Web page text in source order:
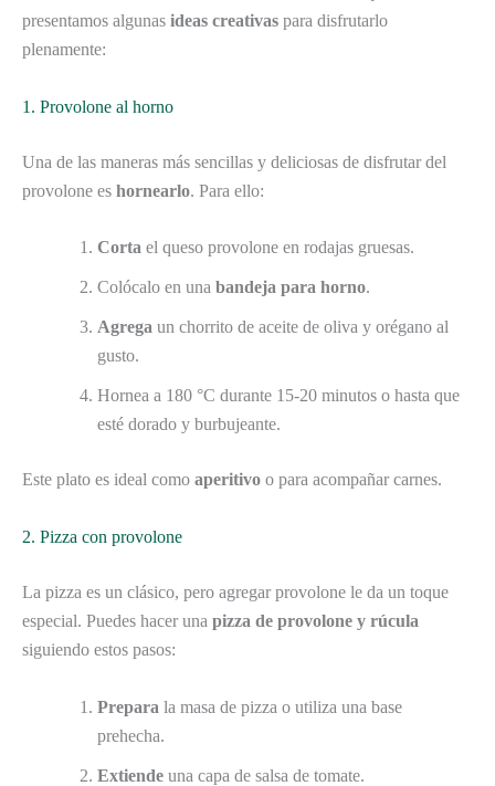
presentamos algunas ideas creativas para disfrutarlo
plenamente:
1. Provolone al horno
Una de las maneras más sencillas y deliciosas de disfrutar del
provolone es hornearlo. Para ello:
Corta el queso provolone en rodajas gruesas.
Colócalo en una bandeja para horno.
Agrega un chorrito de aceite de oliva y orégano al
gusto.
Hornea a 180 °C durante 15-20 minutos o hasta que
esté dorado y burbujeante.
Este plato es ideal como aperitivo o para acompañar carnes.
2. Pizza con provolone
La pizza es un clásico, pero agregar provolone le da un toque
especial. Puedes hacer una pizza de provolone y rúcula
siguiendo estos pasos:
Prepara la masa de pizza o utiliza una base
prehecha.
Extiende una capa de salsa de tomate.